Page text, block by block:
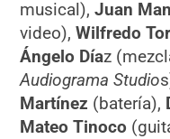
musical),Juan
video),Wilfredo
Ángelo Díaz
Audiograma Studio
Martínez (batería),
Mateo Tinoco